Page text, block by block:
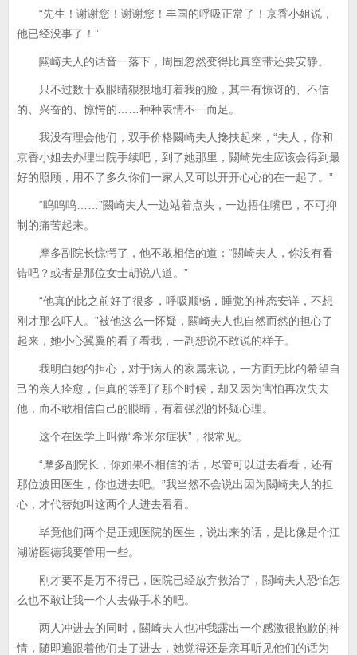
“先生！谢谢您！谢谢您！丰国的呼吸正常了！京香小姐说，
他已经没事了！”
闗崎夫人的话音一落下，周围忽然变得比真空带还要安静。
只不过数十双眼睛狠狠地盯着我的脸，其中有惊讶的、不信
的、兴奋的、惊愕的……种种表情不一而足。
我没有理会他们，双手价格闗崎夫人搀扶起来，“夫人，你和
京香小姐去办理出院手续吧，到了她那里，闗崎先生应该会得到最
好的照顾，用不了多久你们一家人又可以开开心心的在一起了。”
“呜呜呜……”闗崎夫人一边站着点头，一边捂住嘴巴，不可抑
制的痛苦起来。
摩多副院长惊愕了，他不敢相信的道：“闗崎夫人，你没有看
错吧？或者是那位女士胡说八道。”
“他真的比之前好了很多，呼吸顺畅，睡觉的神态安详，不想
刚才那么吓人。”被他这么一怀疑，闗崎夫人也自然而然的担心了
起来，她小心翼翼的看了看我，一副想说不敢说的样子。
我明白她的担心，对于病人的家属来说，一方面无比的希望自
己的亲人痊愈，但真的等到了那个时候，却又因为害怕再次失去
他，而不敢相信自己的眼睛，有着强烈的怀疑心理。
这个在医学上叫做“希米尔症状”，很常见。
“摩多副院长，你如果不相信的话，尽管可以进去看看，还有
那位波田医生，你也进去吧。”我当然不会说出因为闗崎夫人的担
心，才代替她叫这两个人进去看看。
毕竟他们两个是正规医院的医生，说出来的话，是比像是个江
湖游医德我要管用一些。
刚才要不是万不得已，医院已经放弃救治了，闗崎夫人恐怕怎
么也不敢让我一个人去做手术的吧。
两人冲进去的同时，闗崎夫人也冲我露出一个感激很抱歉的神
情，随即遍跟着他们走了进去，她觉得还是亲耳听见他们的话为